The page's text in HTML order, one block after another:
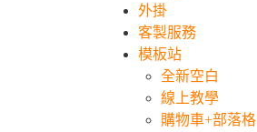
外掛
客製服務
模板站
全新空白
線上教學
購物車+部落格